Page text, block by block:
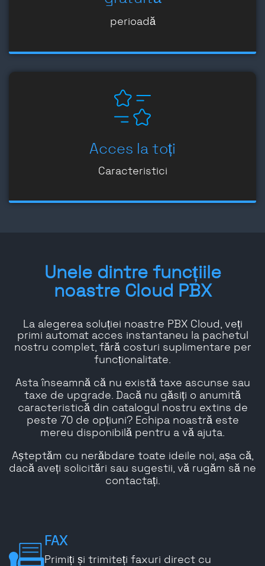
perioadă
Acces la toți
Caracteristici
Unele dintre funcțiile
noastre Cloud PBX
La alegerea soluției noastre PBX Cloud, veți
primi automat acces instantaneu la pachetul
nostru complet, fără costuri suplimentare per
funcționalitate.
Asta înseamnă că nu există taxe ascunse sau
taxe de upgrade. Dacă nu găsiți o anumită
caracteristică din catalogul nostru extins de
peste 70 de opțiuni? Echipa noastră este
mereu disponibilă pentru a vă ajuta.
Așteptăm cu nerăbdare toate ideile noi, așa că,
dacă aveți solicitări sau sugestii, vă rugăm să ne
contactați.
FAX
Primiți și trimiteți faxuri direct cu